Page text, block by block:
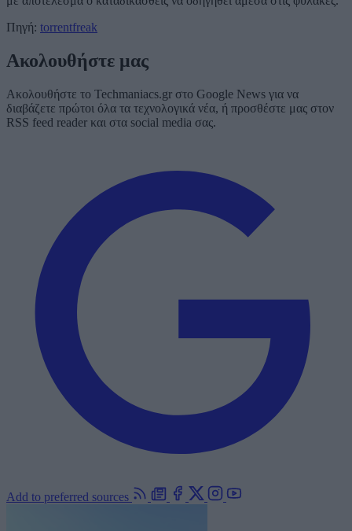
Πηγή: torrentfreak
Ακολουθήστε μας
Ακολουθήστε το Techmaniacs.gr στο Google News για να
διαβάζετε πρώτοι όλα τα τεχνολογικά νέα, ή προσθέστε μας στον
RSS feed reader και στα social media σας.
Add to preferred sources